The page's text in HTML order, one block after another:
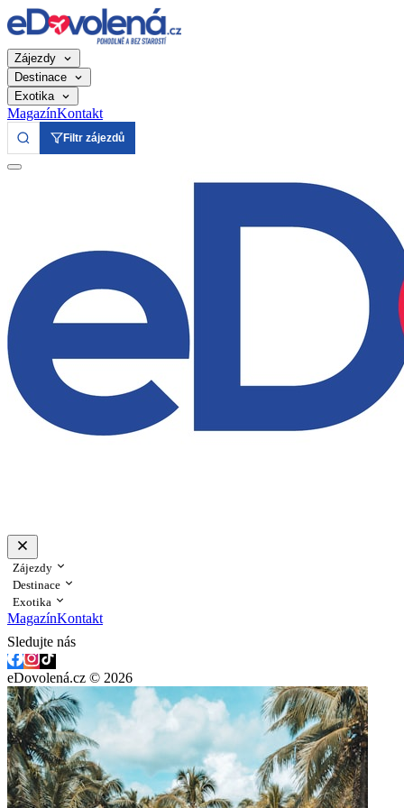
Zájezdy
Destinace
Exotika
MagazínKontakt
Filtr zájezdů
Zájezdy
Destinace
Exotika
MagazínKontakt
Sledujte nás
eDovolená.cz © 2026